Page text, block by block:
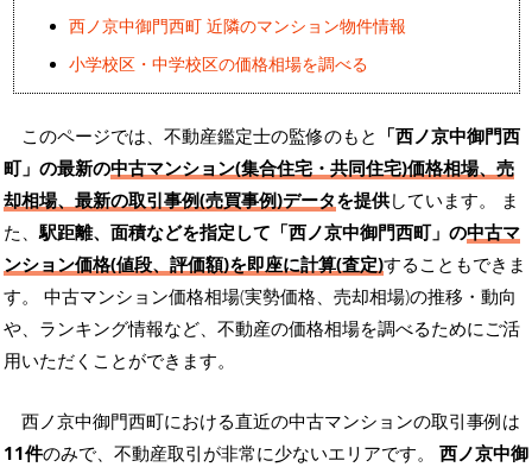
西ノ京中御門西町 近隣のマンション物件情報
小学校区・中学校区の価格相場を調べる
このページでは、不動産鑑定士の監修のもと 「西ノ京中御門西
町」の最新の中古マンション(集合住宅・共同住宅)価格相場、売
却相場、最新の取引事例(売買事例)データを提供しています。 ま
た、駅距離、面積などを指定して「西ノ京中御門西町」の中古マ
ンション価格(値段、評価額)を即座に計算(査定)することもできま
す。 中古マンション価格相場(実勢価格、売却相場)の推移・動向
や、ランキング情報など、不動産の価格相場を調べるためにご活
用いただくことができます。
西ノ京中御門西町における直近の中古マンションの取引事例は
11件のみで、不動産取引が非常に少ないエリアです。 西ノ京中御